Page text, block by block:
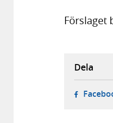
Förslaget
Dela